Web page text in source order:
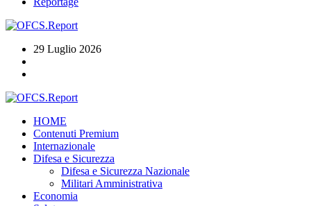
29 Luglio 2026
HOME
Contenuti Premium
Internazionale
Difesa e Sicurezza
Difesa e Sicurezza Nazionale
Militari Amministrativa
Economia